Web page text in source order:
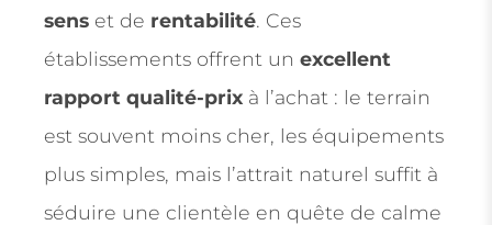
sens et de rentabilité. Ces
établissements offrent un excellent
rapport qualité-prix à l’achat : le terrain
est souvent moins cher, les équipements
plus simples, mais l’attrait naturel suffit à
séduire une clientèle en quête de calme